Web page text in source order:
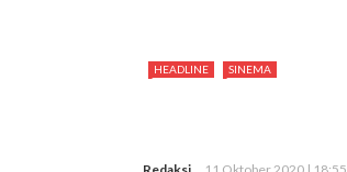
HEADLINE SINEMA